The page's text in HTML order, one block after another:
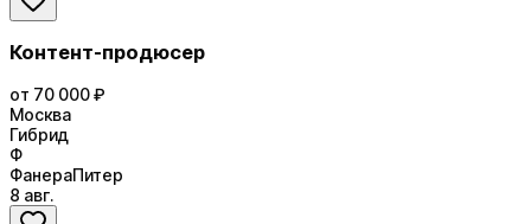
Контент-продюсер
от 70 000 ₽
Москва
Гибрид
Ф
ФанераПитер
8 авг.